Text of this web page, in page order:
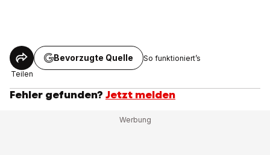
Teilen
Bevorzugte Quelle So funktioniert’s
Fehler gefunden? Jetzt melden